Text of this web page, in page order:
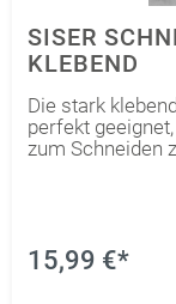
SISER
KLEBEND
Die stark
perfekt
zum Schneiden
Schneiden von
15,99 €*